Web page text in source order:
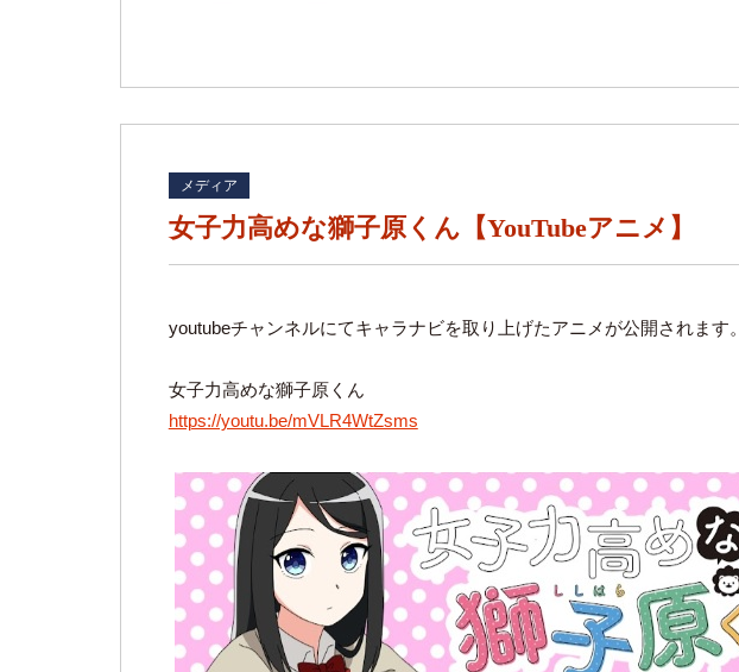
メディア
女子力高めな獅子原くん【YouTubeアニメ】
youtubeチャンネルにてキャラナビを取り上げたアニメが公開されます。
女子力高めな獅子原くん
https://youtu.be/mVLR4WtZsms